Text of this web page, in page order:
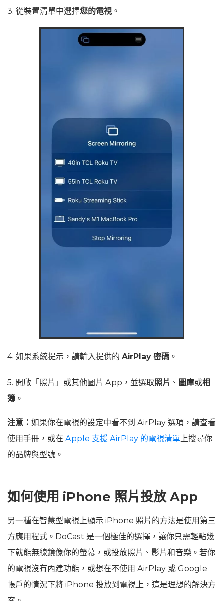
3. 從裝置清單中選擇您的電視 。
4. 如果系統提示，請輸入提供的 AirPlay 密碼 。
5. 開啟「照片」或其他圖片 App，並選取照片 、 圖庫或相
簿 。
注意： 如果你在電視的設定中看不到 AirPlay 選項，請查看
使用手冊，或在 Apple 支援 AirPlay 的電視清單上搜尋你
的品牌與型號。
如何使用 iPhone 照片投放 App
另一種在智慧型電視上顯示 iPhone 照片的方法是使用第三
方應用程式。DoCast 是一個極佳的選擇，讓你只需輕點幾
下就能無線鏡像你的螢幕，或投放照片、影片和音樂。若你
的電視沒有內建功能，或想在不使用 AirPlay 或 Google
帳戶的情況下將 iPhone 投放到電視上，這是理想的解決方